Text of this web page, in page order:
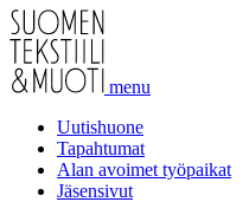
menu
Uutishuone
Tapahtumat
Alan avoimet työpaikat
Jäsensivut